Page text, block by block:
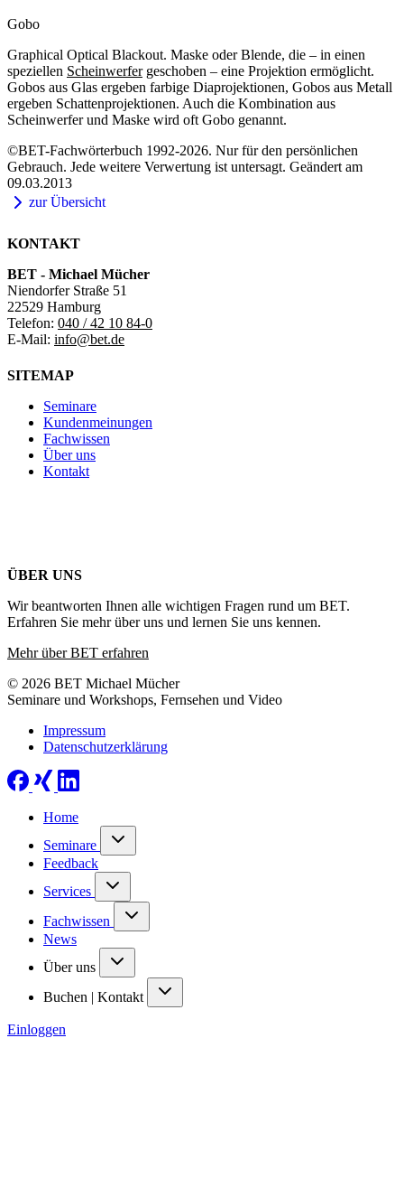
Gobo
Graphical Optical Blackout. Maske oder Blende, die – in einen
speziellen Scheinwerfergeschoben – eine Projektion ermöglicht.
Gobos aus Glas ergeben farbige Diaprojektionen, Gobos aus Metall
ergeben Schattenprojektionen. Auch die Kombination aus
Scheinwerfer und Maske wird oft Gobo genannt.
©BET-Fachwörterbuch 1992-2026. Nur für den persönlichen
Gebrauch. Jede weitere Verwertung ist untersagt. Geändert am
09.03.2013
zur Übersicht
KONTAKT
BET - Michael Mücher
Niendorfer Straße 51
22529 Hamburg
Telefon: 040 / 42 10 84-0
E-Mail: info@bet.de
SITEMAP
Seminare
Kundenmeinungen
Fachwissen
Über uns
Kontakt
ÜBER UNS
Wir beantworten Ihnen alle wichtigen Fragen rund um BET.
Erfahren Sie mehr über uns und lernen Sie uns kennen.
Mehr über BET erfahren
© 2026 BET Michael Mücher
Seminare und Workshops, Fernsehen und Video
Impressum
Datenschutzerklärung
Home
Seminare
Feedback
Services
Fachwissen
News
Über uns
Buchen | Kontakt
Einloggen